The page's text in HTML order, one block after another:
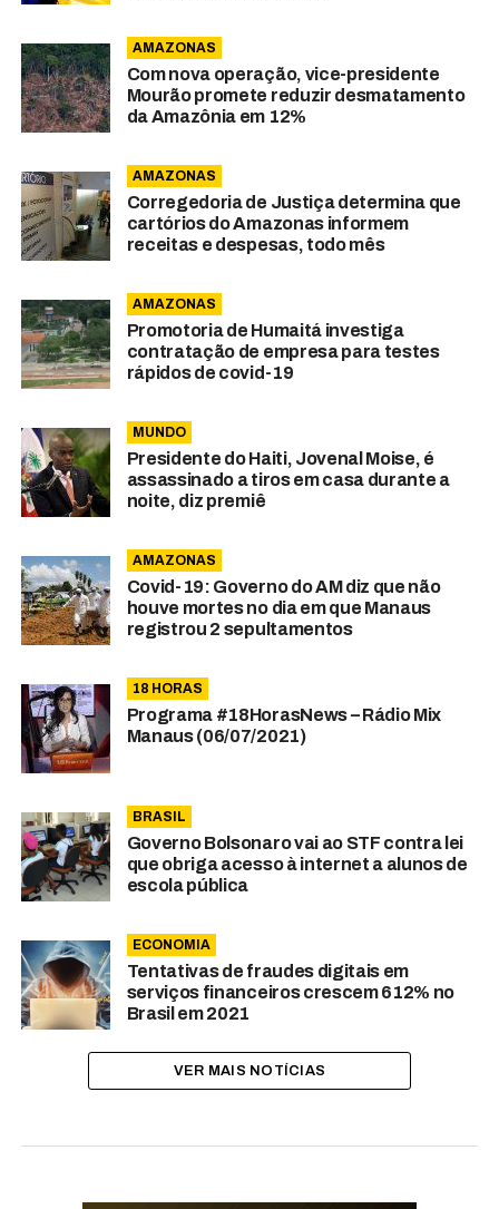
AMAZONAS
Com nova operação, vice-presidente
Mourão promete reduzir desmatamento
da Amazônia em 12%
AMAZONAS
Corregedoria de Justiça determina que
cartórios do Amazonas informem
receitas e despesas, todo mês
AMAZONAS
Promotoria de Humaitá investiga
contratação de empresa para testes
rápidos de covid-19
MUNDO
Presidente do Haiti, Jovenal Moise, é
assassinado a tiros em casa durante a
noite, diz premiê
AMAZONAS
Covid-19: Governo do AM diz que não
houve mortes no dia em que Manaus
registrou 2 sepultamentos
18 HORAS
Programa #18HorasNews – Rádio Mix
Manaus (06/07/2021)
BRASIL
Governo Bolsonaro vai ao STF contra lei
que obriga acesso à internet a alunos de
escola pública
ECONOMIA
Tentativas de fraudes digitais em
serviços financeiros crescem 612% no
Brasil em 2021
VER MAIS NOTÍCIAS